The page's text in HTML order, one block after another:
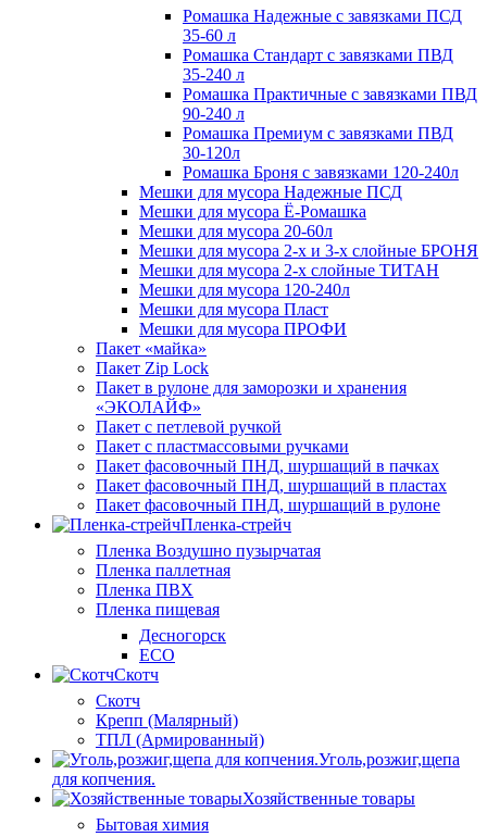
Ромашка Надежные с завязками ПСД
35-60 л
Ромашка Стандарт с завязками ПВД
35-240 л
Ромашка Практичные с завязками ПВД
90-240 л
Ромашка Премиум с завязками ПВД
30-120л
Ромашка Броня с завязками 120-240л
Мешки для мусора Надежные ПСД
Мешки для мусора Ё-Ромашка
Мешки для мусора 20-60л
Мешки для мусора 2-х и 3-х слойные БРОНЯ
Мешки для мусора 2-х слойные ТИТАН
Мешки для мусора 120-240л
Мешки для мусора Пласт
Мешки для мусора ПРОФИ
Пакет «майка»
Пакет Zip Lock
Пакет в рулоне для заморозки и хранения
«ЭКОЛАЙФ»
Пакет с петлевой ручкой
Пакет с пластмассовыми ручками
Пакет фасовочный ПНД, шуршащий в пачках
Пакет фасовочный ПНД, шуршащий в пластах
Пакет фасовочный ПНД, шуршащий в рулоне
Пленка-стрейч
Пленка Воздушно пузырчатая
Пленка паллетная
Пленка ПВХ
Пленка пищевая
Десногорск
ECO
Скотч
Скотч
Крепп (Малярный)
ТПЛ (Армированный)
Уголь,розжиг,щепа
для копчения.
Хозяйственные товары
Бытовая химия